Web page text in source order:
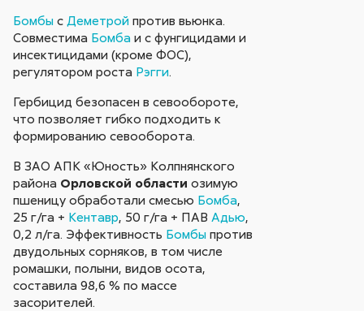
Бомбы сДеметрой против вьюнка.
Совместима Бомба и с фунгицидами и
инсектицидами (кроме ФОС),
регулятором роста Рэгги.
Гербицид безопасен в севообороте,
что позволяет гибко подходить к
формированию севооборота.
В ЗАО АПК «Юность» Колпнянского
района Орловской области озимую
пшеницу обработали смесью Бомба,
25 г/га + Кентавр, 50 г/га + ПАВ Адью,
0,2 л/га. Эффективность Бомбы против
двудольных сорняков, в том числе
ромашки, полыни, видов осота,
составила 98,6 % по массе
засорителей.